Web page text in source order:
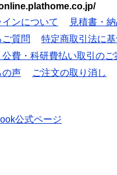
ンについて
見積書・
ご質問
特定商取引法に
公費・科研費払い取引のご
の声 ご注文の取り消し
公式ページ